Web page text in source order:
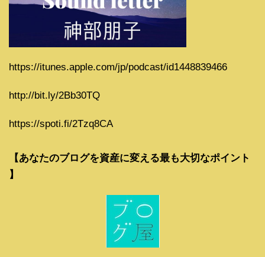
https://itunes.apple.com/jp/podcast/id1448839466
http://bit.ly/2Bb30TQ
https://spoti.fi/2Tzq8CA
【あなたのブログを資産に変える最も大切なポイント
】